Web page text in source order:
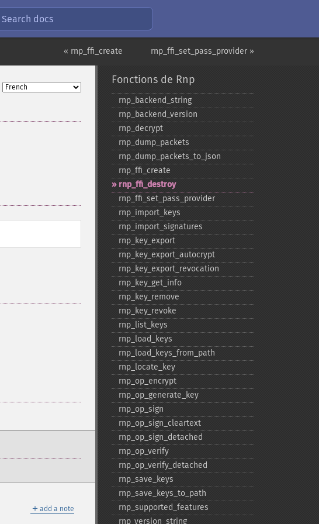
Search docs
rnp_ffi_set_pass_provider »
« rnp_ffi_create
＋ add a note
Fonctions de Rnp
rnp_​backend_​string
rnp_​backend_​version
rnp_​decrypt
rnp_​dump_​packets
rnp_​dump_​packets_​to_​json
rnp_​ffi_​create
rnp_​ffi_​destroy
rnp_​ffi_​set_​pass_​provider
rnp_​import_​keys
rnp_​import_​signatures
rnp_​key_​export
rnp_​key_​export_​autocrypt
rnp_​key_​export_​revocation
rnp_​key_​get_​info
rnp_​key_​remove
rnp_​key_​revoke
rnp_​list_​keys
rnp_​load_​keys
rnp_​load_​keys_​from_​path
rnp_​locate_​key
rnp_​op_​encrypt
rnp_​op_​generate_​key
rnp_​op_​sign
rnp_​op_​sign_​cleartext
rnp_​op_​sign_​detached
rnp_​op_​verify
rnp_​op_​verify_​detached
rnp_​save_​keys
rnp_​save_​keys_​to_​path
rnp_​supported_​features
rnp_​version_​string